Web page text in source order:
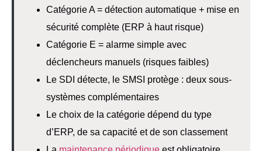
Catégorie A = détection automatique + mise en
sécurité complète (ERP à haut risque)
Catégorie E = alarme simple avec
déclencheurs manuels (risques faibles)
Le SDI détecte, le SMSI protège : deux sous-
systèmes complémentaires
Le choix de la catégorie dépend du type
d’ERP, de sa capacité et de son classement